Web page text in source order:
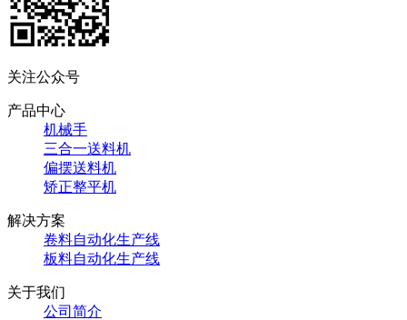
关注公众号
产品中心
机械手
三合一送料机
偏摆送料机
矫正整平机
解决方案
卷料自动化生产线
板料自动化生产线
关于我们
公司简介